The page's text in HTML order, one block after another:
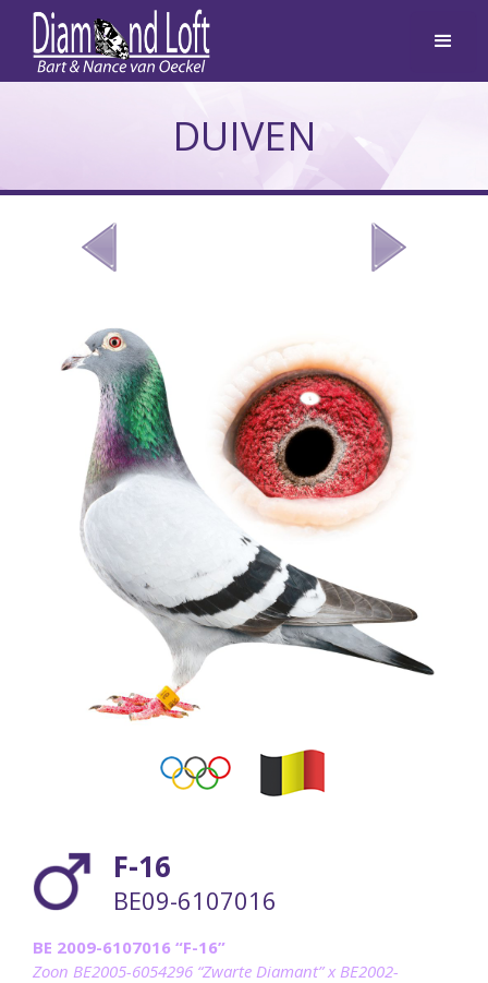
DUIVEN
F-16
BE09-6107016
BE 2009-6107016 “F-16”
Zoon BE2005-6054296 “Zwarte Diamant” x BE2002-